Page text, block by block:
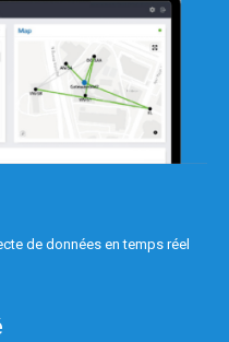
de données en temps réel